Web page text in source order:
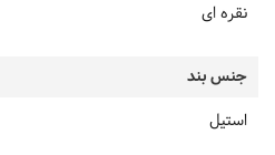
نقره ای
جنس بند
استیل